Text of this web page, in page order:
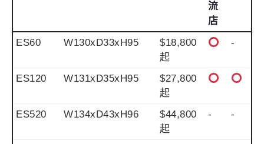
流
店
ES60 W130xD33xH95
$18,800
起
-
ES120 W131xD35xH95
$27,800
起
ES520
W134xD43xH96
$44,800
起
- -